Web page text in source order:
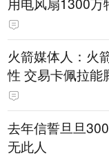
火箭媒体人：火
性 交易卡佩拉能
去年信誓旦旦
无此人